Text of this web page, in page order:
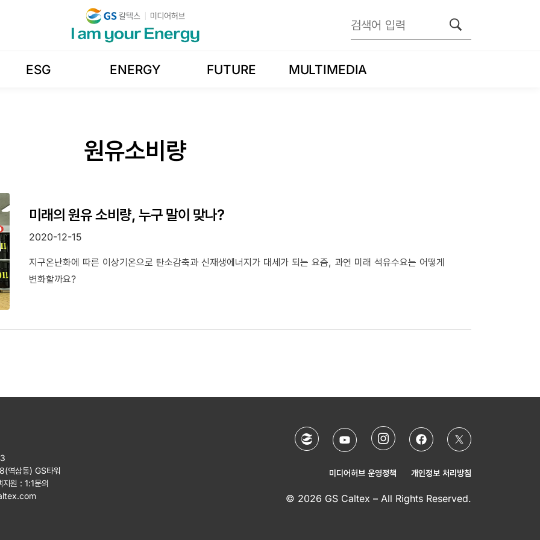
ESG ENERGY FUTURE MULTIMEDIA
원유소비량
미래의 원유 소비량, 누구 말이 맞나?
2020-12-15
지구온난화에 따른 이상기온으로 탄소감축과 신재생에너지가 대세가 되는 요즘, 과연 미래 석유수요는 어떻게
변화할까요?
역삼동) GS타워
지원 : 1:1문의
미디어허브 운영정책 개인정보 처리방침
© 2026 GS Caltex – All Rights Reserved.